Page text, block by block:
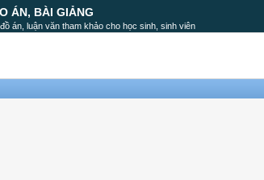
ÁN, BÀI GIẢNG
án, luận văn tham khảo cho học sinh, sinh viên